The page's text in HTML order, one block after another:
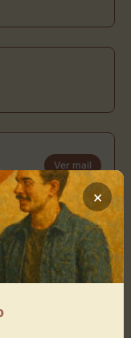
Ver mail
×